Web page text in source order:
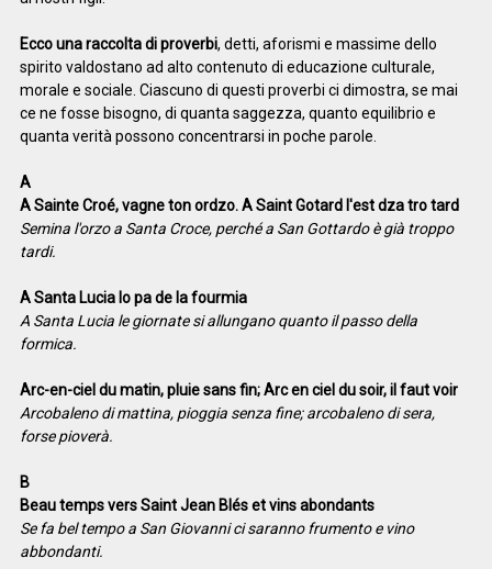
Ecco una raccolta di proverbi, detti, aforismi e massime dello
spirito valdostano ad alto contenuto di educazione culturale,
morale e sociale. Ciascuno di questi proverbi ci dimostra, se mai
ce ne fosse bisogno, di quanta saggezza, quanto equilibrio e
quanta verità possono concentrarsi in poche parole.
A
A Sainte Croé, vagne ton ordzo. A Saint Gotard l'est dza tro tard
Semina l'orzo a Santa Croce, perché a San Gottardo è già troppo
tardi.
A Santa Lucia lo pa de la fourmia
A Santa Lucia le giornate si allungano quanto il passo della
formica.
Arc-en-ciel du matin, pluie sans fin; Arc en ciel du soir, il faut voir
Arcobaleno di mattina, pioggia senza fine; arcobaleno di sera,
forse pioverà.
B
Beau temps vers Saint Jean Blés et vins abondants
Se fa bel tempo a San Giovanni ci saranno frumento e vino
abbondanti.